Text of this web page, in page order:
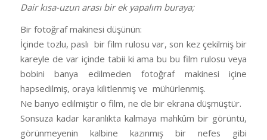
Dair kısa-uzun arası bir ek yapalım buraya;
Bir fotoğraf makinesi düşünün:
İçinde tozlu, paslı bir film rulosu var, son kez çekilmiş bir
kareyle de var içinde tabii ki ama bu bu film rulosu veya
bobini banya edilmeden fotoğraf makinesi içine
hapsedilmiş, oraya kilitlenmiş ve mühürlenmiş.
Ne banyo edilmiştir o film, ne de bir ekrana düşmüştür.
Sonsuza kadar karanlıkta kalmaya mahkûm bir görüntü,
görünmeyenin kalbine kazınmış bir nefes gibi